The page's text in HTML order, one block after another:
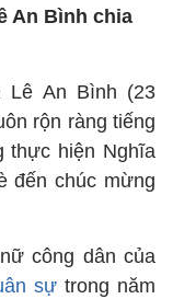
An Bình chia
Lê An Bình (23
rộn ràng tiếng
thực hiện Nghĩa
đến chúc mừng
công dân của
sự trong năm